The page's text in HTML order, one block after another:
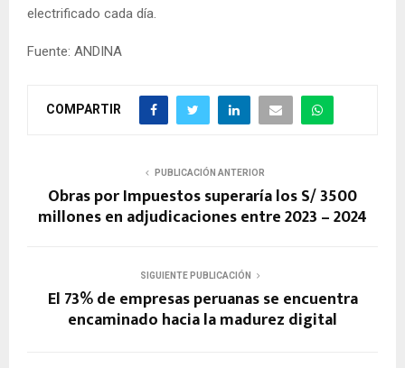
electrificado cada día.
Fuente: ANDINA
COMPARTIR
PUBLICACIÓN ANTERIOR
Obras por Impuestos superaría los S/ 3500
millones en adjudicaciones entre 2023 – 2024
SIGUIENTE PUBLICACIÓN
El 73% de empresas peruanas se encuentra
encaminado hacia la madurez digital